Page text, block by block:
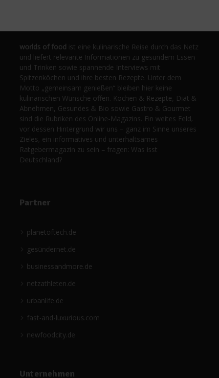
worlds of food ist eine kulinarische Reise durch das Netz
und liefert relevante Informationen zu gesundem Essen
und Trinken sowie spannende Interviews mit
Spitzenköchen und ihre besten Rezepte. Unter dem
Motto „gemeinsam genießen“ bleiben hier keine
kulinarischen Wünsche offen. Kochen & Rezepte, Diät &
Abnehmen, Gesundes & Bio sowie Gastro & Gourmet
sind die Rubriken des Online-Magazins. Ein weites Feld,
vor dessen Hintergrund wir uns – ganz im Sinne unseres
Zieles, ein informatives und unterhaltsames
Ratgebermagazin zu sein – fragen: Was isst
Deutschland?
Partner
planetoftech.de
gesündernet.de
businessandmore.de
netzathleten.de
urbanlife.de
fast-and-luxurious.com
newfoodcity.de
Unternehmen